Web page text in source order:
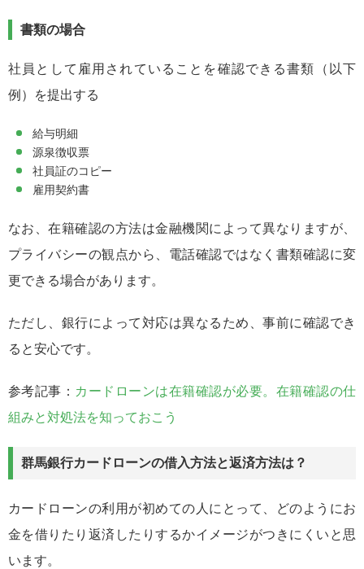
書類の場合
社員として雇用されていることを確認できる書類（以下
例）を提出する
給与明細
源泉徴収票
社員証のコピー
雇用契約書
なお、在籍確認の方法は金融機関によって異なりますが、
プライバシーの観点から、電話確認ではなく書類確認に変
更できる場合があります。
ただし、銀行によって対応は異なるため、事前に確認でき
ると安心です。
参考記事： カードローンは在籍確認が必要。在籍確認の仕
組みと対処法を知っておこう
群馬銀行カードローンの借入方法と返済方法は？
カードローンの利用が初めての人にとって、どのようにお
金を借りたり返済したりするかイメージがつきにくいと思
います。